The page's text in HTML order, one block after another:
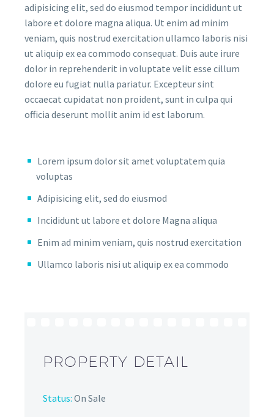
adipisicing elit, sed do eiusmod tempor incididunt ut
labore et dolore magna aliqua. Ut enim ad minim
veniam, quis nostrud exercitation ullamco laboris nisi
ut aliquip ex ea commodo consequat. Duis aute irure
dolor in reprehenderit in voluptate velit esse cillum
dolore eu fugiat nulla pariatur. Excepteur sint
occaecat cupidatat non proident, sunt in culpa qui
officia deserunt mollit anim id est laborum.
Lorem ipsum dolor sit amet voluptatem quia
voluptas
Adipisicing elit, sed do eiusmod
Incididunt ut labore et dolore Magna aliqua
Enim ad minim veniam, quis nostrud exercitation
Ullamco laboris nisi ut aliquip ex ea commodo
PROPERTY DETAIL
Status: On Sale